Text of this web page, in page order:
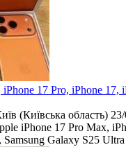
17 Pro, iPhone
(Київська область)
iPhone 17 Pro Max,
Galaxy S25